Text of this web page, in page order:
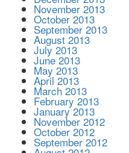
November 2013
October 2013
September 2013
August 2013
July 2013
June 2013
May 2013
April 2013
March 2013
February 2013
January 2013
November 2012
October 2012
September 2012